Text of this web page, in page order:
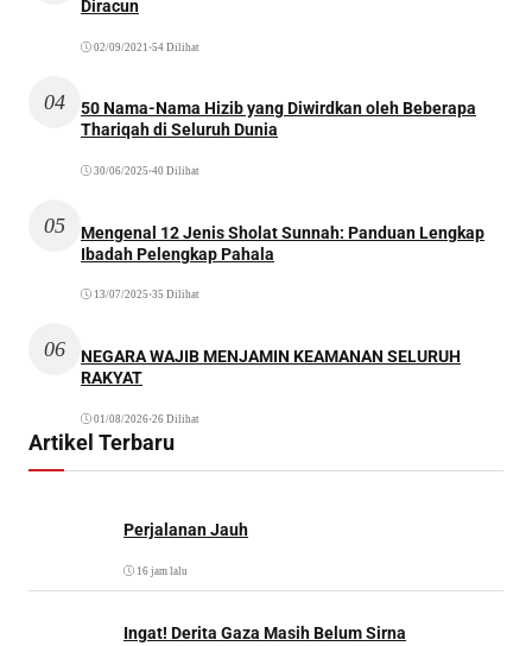
Diracun
02/09/2021 •54 Dilihat
04
50 Nama-Nama Hizib yang Diwirdkan oleh Beberapa
Thariqah di Seluruh Dunia
30/06/2025 •40 Dilihat
05
Mengenal 12 Jenis Sholat Sunnah: Panduan Lengkap
Ibadah Pelengkap Pahala
13/07/2025 •35 Dilihat
06
NEGARA WAJIB MENJAMIN KEAMANAN SELURUH
RAKYAT
01/08/2026•26 Dilihat
Artikel Terbaru
Perjalanan Jauh
16 jam lalu
Ingat! Derita Gaza Masih Belum Sirna